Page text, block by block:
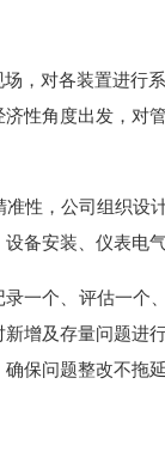
，对各装置进行
性角度出发，对
性，公司组织设
备安装、仪表电
一个、评估一个
增及存量问题进
保问题整改不拖